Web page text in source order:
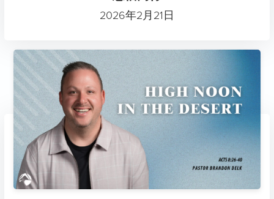
2026年2月21日